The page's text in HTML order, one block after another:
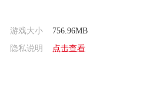
游戏大小 756.96MB
隐私说明 点击查看